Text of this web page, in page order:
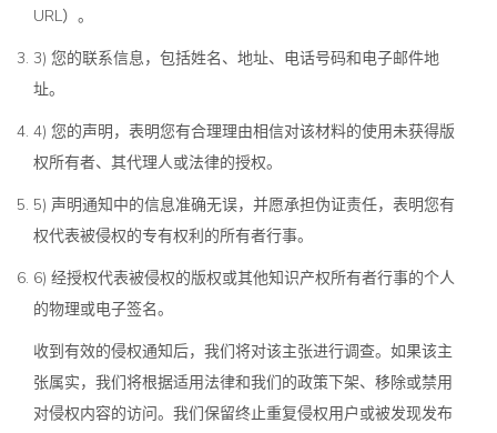
URL）。
3) 您的联系信息，包括姓名、地址、电话号码和电子邮件地
址。
4) 您的声明，表明您有合理理由相信对该材料的使用未获得版
权所有者、其代理人或法律的授权。
5) 声明通知中的信息准确无误，并愿承担伪证责任，表明您有
权代表被侵权的专有权利的所有者行事。
6) 经授权代表被侵权的版权或其他知识产权所有者行事的个人
的物理或电子签名。
收到有效的侵权通知后，我们将对该主张进行调查。如果该主
张属实，我们将根据适用法律和我们的政策下架、移除或禁用
对侵权内容的访问。我们保留终止重复侵权用户或被发现发布